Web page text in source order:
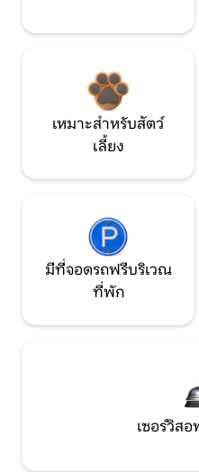
เหมาะสำหรับสัตว์
เลี้ยง
มีที่จอดรถฟรีบริเวณ
ที่พัก
เซอร์วิส